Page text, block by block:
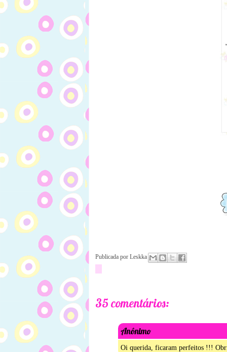
Publicada por Leskka
35 comentários:
Anônimo
Oi querida, ficaram perfeitos !!!